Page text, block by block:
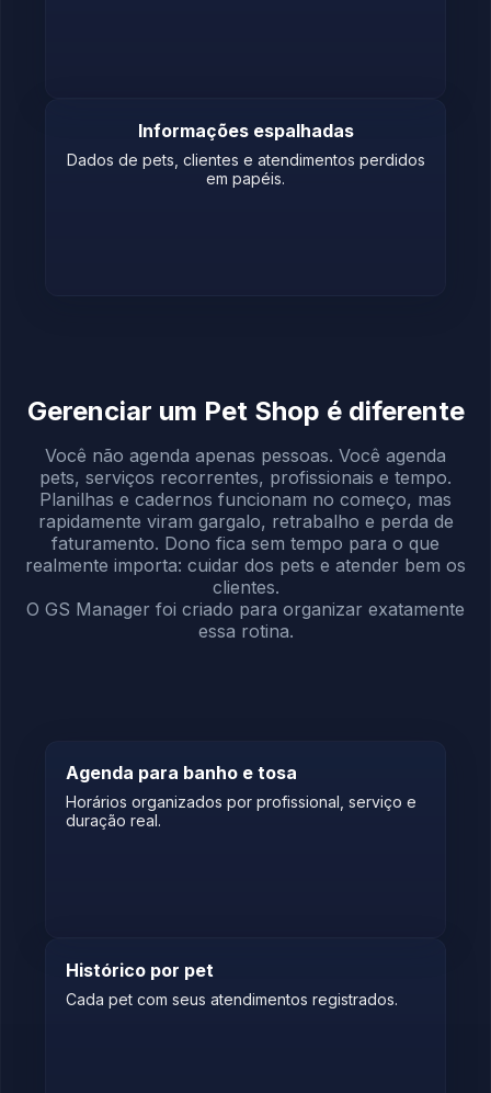
Informações espalhadas
Dados de pets, clientes e atendimentos perdidos
em papéis.
Gerenciar um Pet Shop é diferente
Você não agenda apenas pessoas. Você agenda
pets, serviços recorrentes, profissionais e tempo.
Planilhas e cadernos funcionam no começo, mas
rapidamente viram gargalo, retrabalho e perda de
faturamento. Dono fica sem tempo para o que
realmente importa: cuidar dos pets e atender bem os
clientes.
O GS Manager foi criado para organizar exatamente
essa rotina.
Agenda para banho e tosa
Horários organizados por profissional, serviço e
duração real.
Histórico por pet
Cada pet com seus atendimentos registrados.